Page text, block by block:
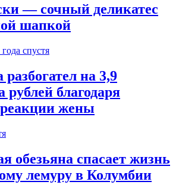
— сочный деликатес
шапкой
года спустя
на 3,9
рублей благодаря
жены
обезьяна спасает жизнь
лемуру в Колумбии